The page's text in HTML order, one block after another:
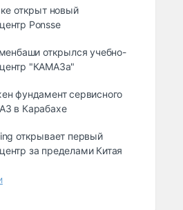
открыт новый
Ponsse
открылся учебно-
"КАМАЗа"
фундамент сервисного
в Карабахе
открывает первый
за пределами Китая